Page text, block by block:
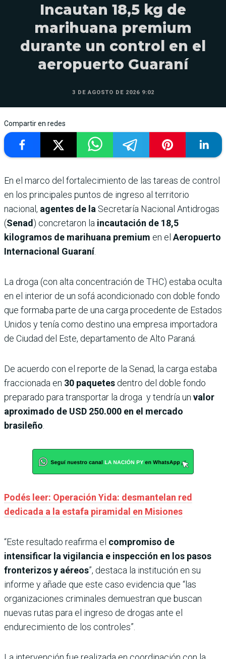
Incautan 18,5 kg de
marihuana premium
durante un control en el
aeropuerto Guaraní
3 DE AGOSTO DE 2026 9:02
Compartir en redes
En el marco del fortalecimiento de las tareas de control
en los principales puntos de ingreso al territorio
nacional, agentes de la Secretaría Nacional Antidrogas
(Senad ) concretaron la incautación de 18,5
kilogramos de marihuana premium en el Aeropuerto
Internacional Guaraní.
La droga (con alta concentración de THC) estaba oculta
en el interior de un sofá acondicionado con doble fondo
que formaba parte de una carga procedente de Estados
Unidos y tenía como destino una empresa importadora
de Ciudad del Este, departamento de Alto Paraná.
De acuerdo con el reporte de la Senad, la carga estaba
fraccionada en 30 paquetes dentro del doble fondo
preparado para transportar la droga y tendría un valor
aproximado de USD 250.000 en el mercado
brasileño
Podés leer: Operación Yida: desmantelan red
dedicada a la estafa piramidal en Misiones
“Este resultado reafirma el compromiso de
intensificar la vigilancia e inspección en los pasos
fronterizos y aéreos”, destaca la institución en su
informe y añade que este caso evidencia que “las
organizaciones criminales demuestran que buscan
nuevas rutas para el ingreso de drogas ante el
endurecimiento de los controles”.